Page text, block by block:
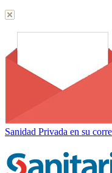
Sanidad Privada en su